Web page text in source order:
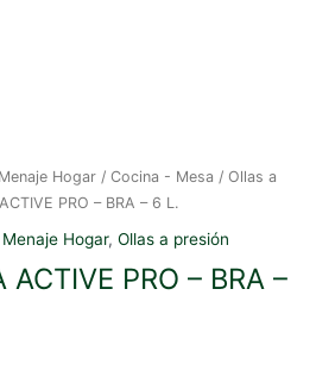
Menaje Hogar / Cocina - Mesa / Ollas a
PRO – BRA – 6 L.
Menaje Hogar, Ollas a presión
ACTIVE PRO – BRA –